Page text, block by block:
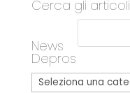
Cerca gli articoli
News
Depros